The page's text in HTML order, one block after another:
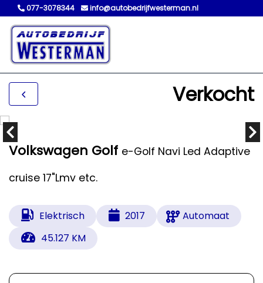
077-3078344 info@autobedrijfwesterman.nl
Verkocht
Volkswagen Golf e-Golf Navi Led Adaptive
cruise 17"Lmv etc.
Elektrisch 2017
Automaat
45.127 KM